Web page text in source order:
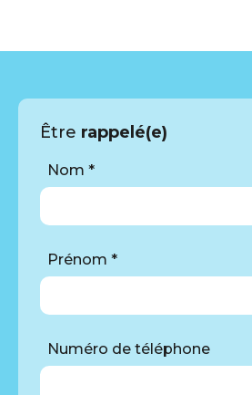
Être rappelé(e)
Nom *
Prénom *
Numéro de téléphone